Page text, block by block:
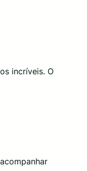
incríveis. O